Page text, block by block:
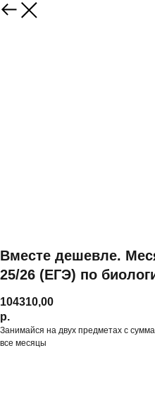
Вместе дешевле.
25/26 (ЕГЭ) по
104310,00
р.
Занимайся на двух предметах с
все месяцы